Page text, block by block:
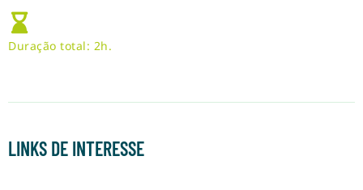
Duração total: 2h.
LINKS DE INTERESSE